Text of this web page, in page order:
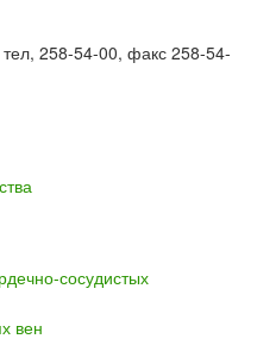
258-54-00, факс 258-54-
сосудистых
вен